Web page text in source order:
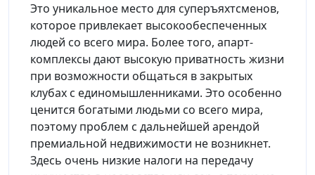
Это уникальное место для суперъяхтсменов,
которое привлекает высокообеспеченных
людей со всего мира. Более того, апарт-
комплексы дают высокую приватность жизни
при возможности общаться в закрытых
клубах с единомышленниками. Это особенно
ценится богатыми людьми со всего мира,
поэтому проблем с дальнейшей арендой
премиальной недвижимости не возникнет.
Здесь очень низкие налоги на передачу